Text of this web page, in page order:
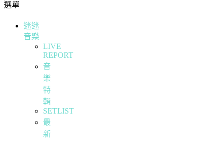
選單
迷迷
音樂
LIVE
REPORT
音
樂
特
輯
SETLIST
最
新